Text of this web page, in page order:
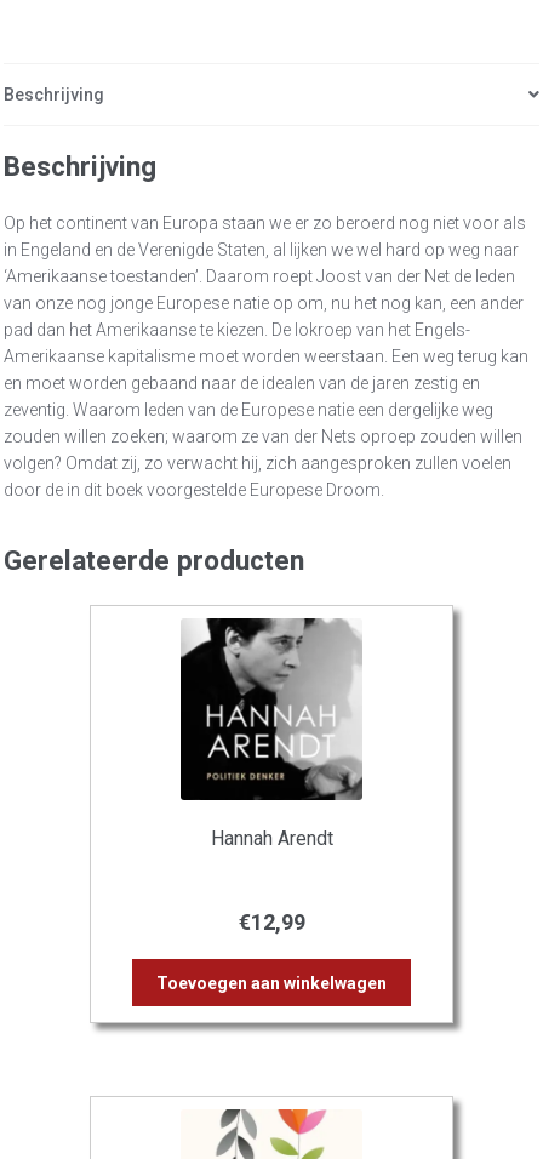
Beschrijving
Beschrijving
Op het continent van Europa staan we er zo beroerd nog niet voor als
in Engeland en de Verenigde Staten, al lijken we wel hard op weg naar
‘Amerikaanse toestanden’. Daarom roept Joost van der Net de leden
van onze nog jonge Europese natie op om, nu het nog kan, een ander
pad dan het Amerikaanse te kiezen. De lokroep van het Engels-
Amerikaanse kapitalisme moet worden weerstaan. Een weg terug kan
en moet worden gebaand naar de idealen van de jaren zestig en
zeventig. Waarom leden van de Europese natie een dergelijke weg
zouden willen zoeken; waarom ze van der Nets oproep zouden willen
volgen? Omdat zij, zo verwacht hij, zich aangesproken zullen voelen
door de in dit boek voorgestelde Europese Droom.
Gerelateerde producten
Hannah Arendt
€12,99
Toevoegen aan winkelwagen